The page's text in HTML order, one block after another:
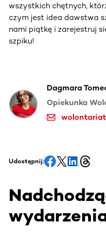
wszystkich chętnych,
czym jest idea dawstwa
nami piątkę i zarejestruj
szpiku!
Dagmara
Opiekunka
Udostępnij: